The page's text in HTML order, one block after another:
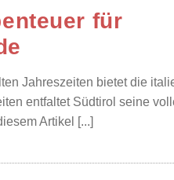
für
Jahreszeiten bietet die
entfaltet Südtirol seine
Artikel [...]